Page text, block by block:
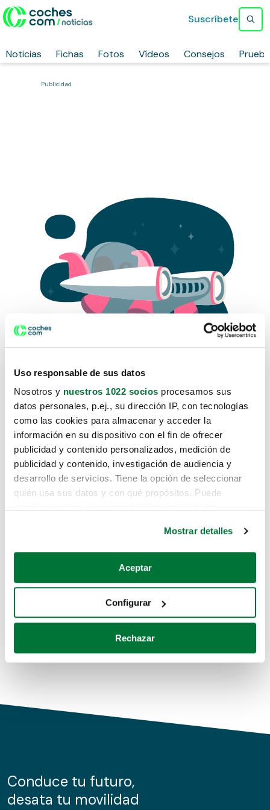
Uso responsable de sus datos
Nosotros y nuestros 1022 socios procesamos sus
datos personales, p.ej., su dirección IP, con tecnologías
como las cookies para almacenar y acceder la
información en su dispositivo con el fin de ofrecer
publicidad y contenido personalizados, medición de
publicidad y contenido, investigación de audiencia y
desarrollo de servicios. Tiene la opción de seleccionar
quién usa sus datos y con qué propósitos. Puede
Si lo permite, también quisiéramos:
Recopilar información sobre su ubicación geográfica
Identificar su dispositivo analizándolo activamente
para buscar características específicas (huellas
Obtenga más información sobre cómo se procesan sus
de cookies.
información sobre el uso que haga del sitio web con
nuestros partners de redes sociales, publicidad y análisis
Mostrar detalles
Aceptar
Configurar
Rechazar
Noticias Fichas Fotos Vídeos Consejos
Suscríbete
Publicidad
Lo sentimos, no sabemos como
te hemos traido hasta aquí.
Pero puedes encontrar el coche que estás
buscando en alguno de estos enlaces:
Coches de segunda mano
Coches de km0
Conduce tu futuro,
desata tu movilidad